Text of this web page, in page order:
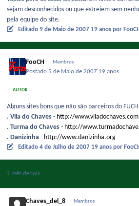
sejam desconhecidos ou que estreiem sem
pela equipe do site.
Editado 9 de Maio de 2007 19 anos por FooCH
FooCH Membros
Postado 5 de Maio de 2007 19 anos
AUTOR
Alguns sites bons que não são parceiros do
. Vila do Chaves - http://www.viladochaves.com
. Turma do Chaves - http://
. Danizinha - http://www.danizinha.org
Editado 4 de Julho de 2007 19 anos por
1 mês depois...
Chaves_del_8 Membros